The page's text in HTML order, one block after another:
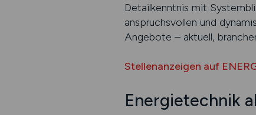
Detailkenntnis mit
anspruchsvollen und
Angebote – aktuell,
Stellenanzeigen auf
Energietechnik